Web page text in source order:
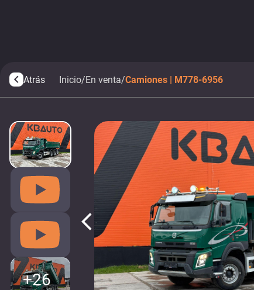
arrow_back_ios Atrás Inicio/En venta/Camiones | M778-6956
arrow_back_ios
+26